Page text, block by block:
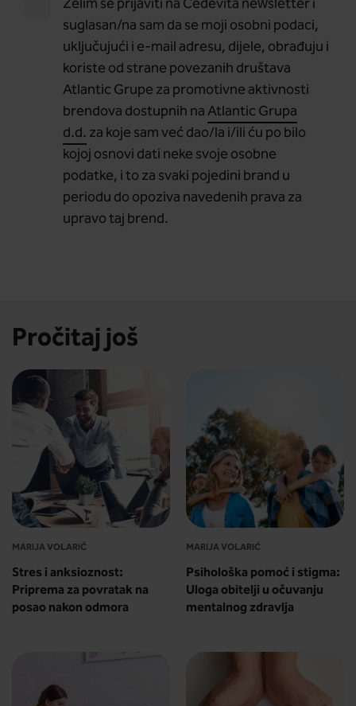
Želim se prijaviti na Cedevita newsletter i
suglasan/na sam da se moji osobni podaci,
uključujući i e-mail adresu, dijele, obrađuju i
koriste od strane povezanih društava
Atlantic Grupe za promotivne aktivnosti
brendova dostupnih naAtlantic Grupa
d.d. za koje sam već dao/la i/ili ću po bilo
kojoj osnovi dati neke svoje osobne
podatke, i to za svaki pojedini brand u
periodu do opoziva navedenih prava za
upravo taj brend.
Pročitaj još
MARIJA VOLARIĆ
Stres i anksioznost:
Priprema za povratak na
posao nakon odmora
MARIJA VOLARIĆ
Psihološka pomoć i stigma:
Uloga obitelji u očuvanju
mentalnog zdravlja